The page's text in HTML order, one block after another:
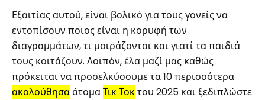
Εξαιτίας αυτού, είναι βολικό για τους γονείς να
εντοπίσουν ποιος είναι η κορυφή των
διαγραμμάτων, τι μοιράζονται και γιατί τα παιδιά
τους κοιτάζουν. Λοιπόν, έλα μαζί μας καθώς
πρόκειται να προσελκύσουμε τα 10 περισσότερα
ακολούθησαάτομαΤικ Τοκτου 2025 και ξεδιπλώστε